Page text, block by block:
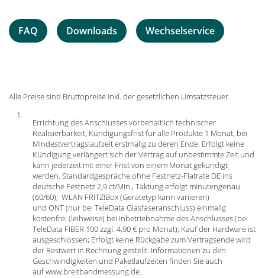
FAQ Downloads Wechselservice
Alle Preise sind Bruttopreise inkl. der gesetzlichen Umsatzsteuer.
1
Errichtung des Anschlusses vorbehaltlich technischer
Realisierbarkeit; Kündigungsfrist für alle Produkte 1 Monat, bei
Mindestvertragslaufzeit erstmalig zu deren Ende. Erfolgt keine
Kündigung verlängert sich der Vertrag auf unbestimmte Zeit und
kann jederzeit mit einer Frist von einem Monat gekündigt
werden. Standardgespräche ohne Festnetz-Flatrate DE ins
deutsche Festnetz 2,9 ct/Min., Taktung erfolgt minutengenau
(60/60); WLAN FRITZ!Box (Gerätetyp kann variieren)
und ONT (nur bei TeleData Glasfaseranschluss) einmalig
kostenfrei (leihweise) bei Inbetriebnahme des Anschlusses (bei
TeleData FIBER 100 zzgl. 4,90 € pro Monat); Kauf der Hardware ist
ausgeschlossen; Erfolgt keine Rückgabe zum Vertragsende wird
der Restwert in Rechnung gestellt. Informationen zu den
Geschwindigkeiten und Paketlaufzeiten finden Sie auch
auf www.breitbandmessung.de.